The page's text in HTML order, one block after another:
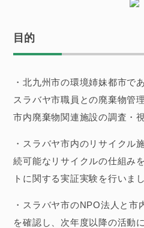
目的
・北九州市の環境姉妹都市で
スラバヤ市職員との廃棄物管
市内廃棄物関連施設の調査・
・スラバヤ市内のリサイクル
続可能なリサイクルの仕組み
トに関する実証実験を行いまし
・スラバヤ市のNPO法人と市
を確認し、次年度以降の活動